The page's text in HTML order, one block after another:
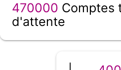
470000 Comptes
d'attente